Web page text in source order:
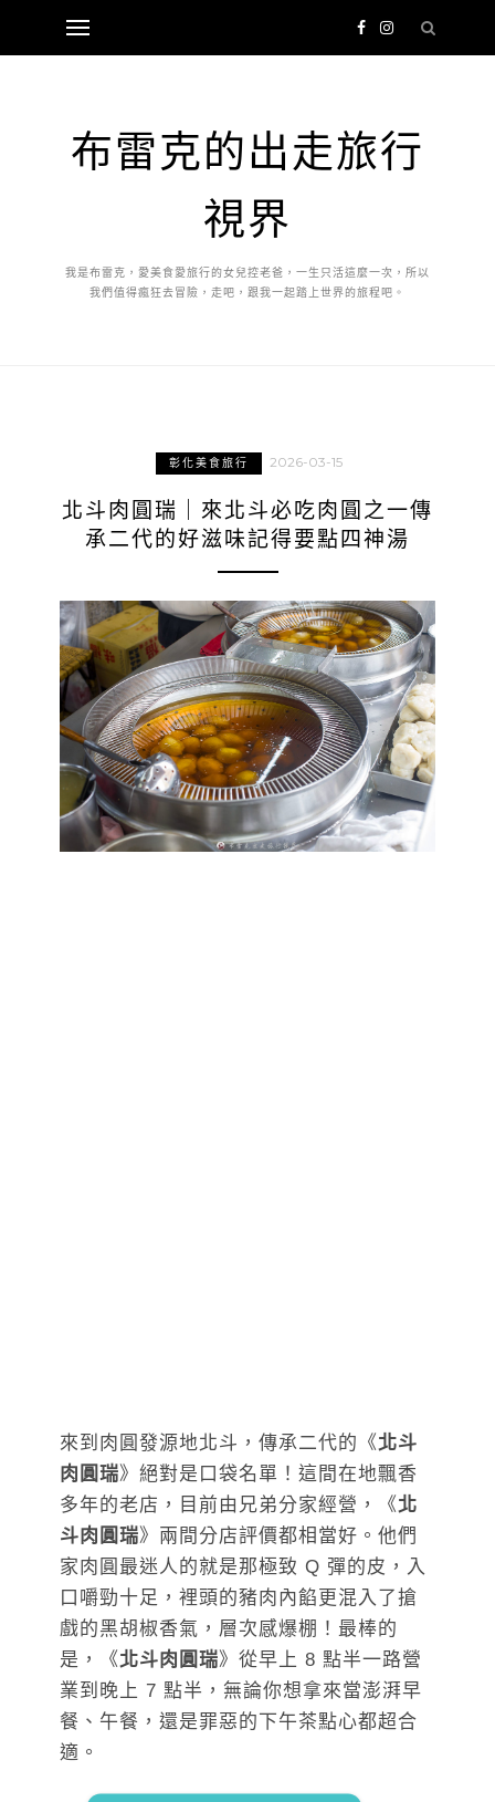
布雷克的出走旅行
視界
我是布雷克，愛美食愛旅行的女兒控老爸，一生只活這麼一次，所以
我們值得瘋狂去冒險，走吧，跟我一起踏上世界的旅程吧。
彰化美食旅行 2026-03-15
北斗肉圓瑞｜來北斗必吃肉圓之一傳
承二代的好滋味記得要點四神湯
來到肉圓發源地北斗，傳承二代的《北斗
肉圓瑞》絕對是口袋名單！這間在地飄香
多年的老店，目前由兄弟分家經營，《北
斗肉圓瑞》兩間分店評價都相當好。他們
家肉圓最迷人的就是那極致 Q 彈的皮，入
口嚼勁十足，裡頭的豬肉內餡更混入了搶
戲的黑胡椒香氣，層次感爆棚！最棒的
是，《北斗肉圓瑞》從早上 8 點半一路營
業到晚上 7 點半，無論你想拿來當澎湃早
餐、午餐，還是罪惡的下午茶點心都超合
適。